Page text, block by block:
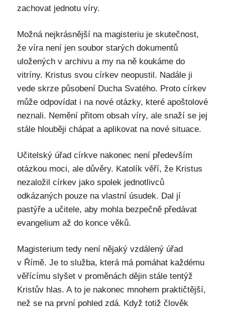
zachovat jednotu víry.
Možná nejkrásnější na magisteriu je skutečnost,
že víra není jen soubor starých dokumentů
uložených v archivu a my na ně koukáme do
vitríny. Kristus svou církev neopustil. Nadále ji
vede skrze působení Ducha Svatého. Proto církev
může odpovídat i na nové otázky, které apoštolové
neznali. Nemění přitom obsah víry, ale snaží se jej
stále hlouběji chápat a aplikovat na nové situace.
Učitelský úřad církve nakonec není především
otázkou moci, ale důvěry. Katolík věří, že Kristus
nezaložil církev jako spolek jednotlivců
odkázaných pouze na vlastní úsudek. Dal jí
pastýře a učitele, aby mohla bezpečně předávat
evangelium až do konce věků.
Magisterium tedy není nějaký vzdálený úřad
v Římě. Je to služba, která má pomáhat každému
věřícímu slyšet v proměnách dějin stále tentýž
Kristův hlas. A to je nakonec mnohem praktičtější,
než se na první pohled zdá. Když totiž člověk